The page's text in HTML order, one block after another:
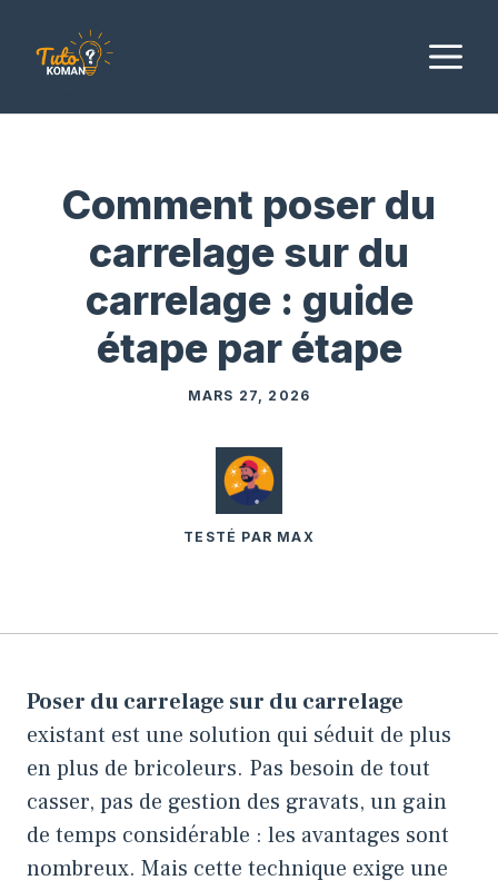
contenu
Comment poser du
carrelage sur du
carrelage : guide
étape par étape
MARS 27, 2026
TESTÉ PAR MAX
Poser du carrelage sur du carrelage
existant est une solution qui séduit de plus
en plus de bricoleurs. Pas besoin de tout
casser, pas de gestion des gravats, un gain
de temps considérable : les avantages sont
nombreux. Mais cette technique exige une